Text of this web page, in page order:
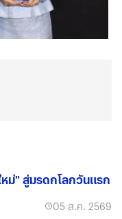
หม่" สู่มรดกโลกวันแรก
05 ส.ค. 2569